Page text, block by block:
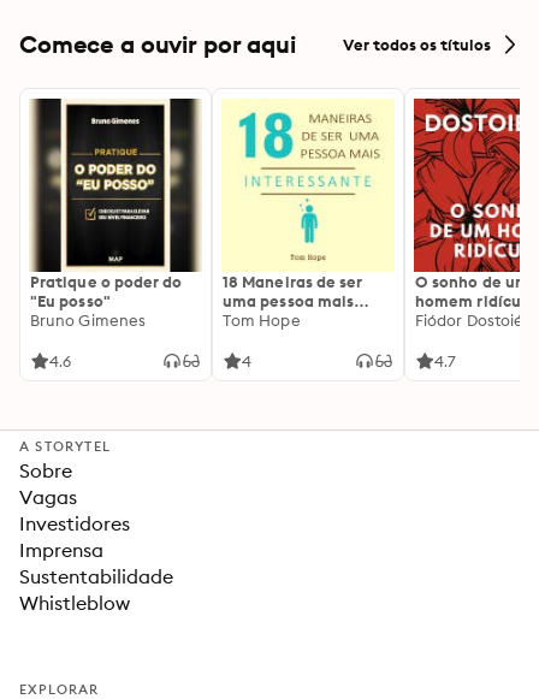
Comece a ouvir por aqui Ver todos os títulos
Pratique o poder do
"Eu posso"
Bruno Gimenes
4.6
18 Maneiras de ser
uma pessoa mais
interessante
Tom Hope
4
O sonho de um
homem ridículo
Fiódor
4.7
A STORYTEL
Sobre
Vagas
Investidores
Imprensa
Sustentabilidade
Whistleblow
EXPLORAR